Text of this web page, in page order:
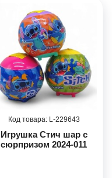
229643
Игрушка Стич шар с
сюрпризом 2024-011